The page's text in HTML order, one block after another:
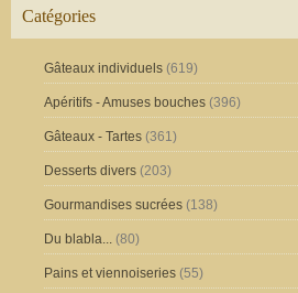
Catégories
Gâteaux individuels (619)
Apéritifs - Amuses bouches (396)
Gâteaux - Tartes (361)
Desserts divers (203)
Gourmandises sucrées (138)
Du blabla... (80)
Pains et viennoiseries (55)